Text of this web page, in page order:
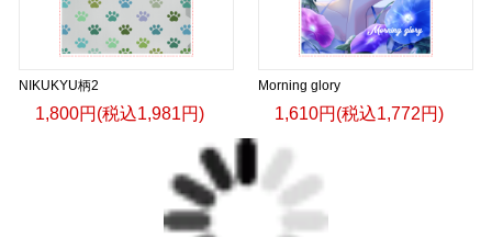
NIKUKYU柄2
1,800円(税込1,981円)
Morning glory
1,610円(税込1,772円)